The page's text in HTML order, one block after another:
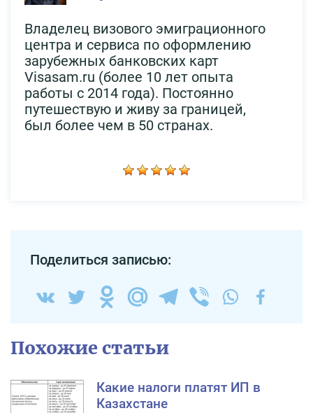
Владелец визового эмиграционного
центра и сервиса по оформлению
зарубежных банковских карт
Visasam.ru (более 10 лет опыта
работы с 2014 года). Постоянно
путешествую и живу за границей,
был более чем в 50 странах.
Поделиться записью:
Похожие статьи
Какие налоги платят ИП в
Казахстане